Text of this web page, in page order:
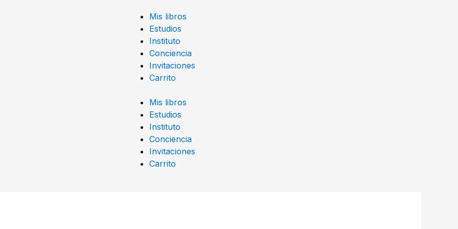
Mis libros
Estudios
Instituto
Conciencia
Invitaciones
Carrito
Mis libros
Estudios
Instituto
Conciencia
Invitaciones
Carrito